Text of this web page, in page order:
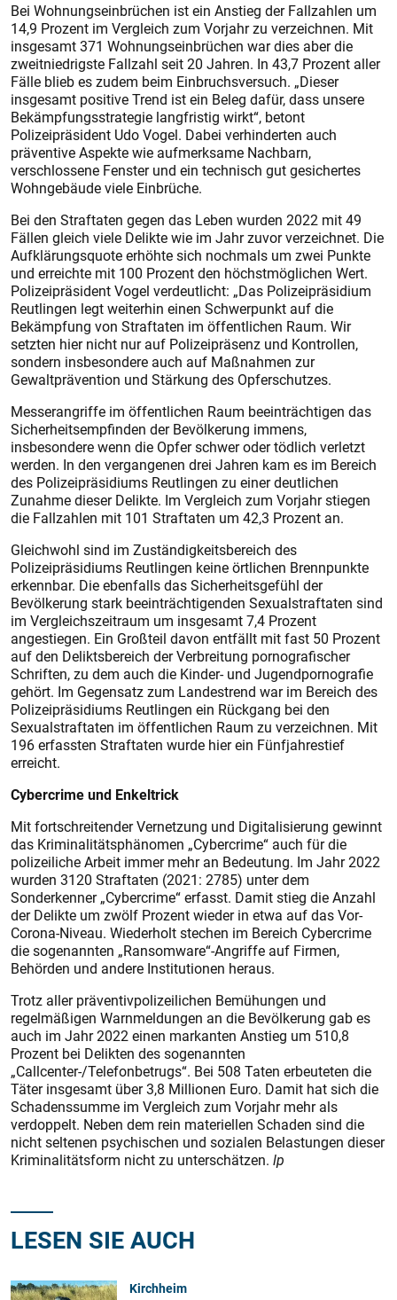
Bei Wohnungseinbrüchen ist ein Anstieg der Fallzahlen um
14,9 Prozent im Vergleich zum Vorjahr zu verzeichnen. Mit
insgesamt 371 Wohnungseinbrüchen war dies aber die
zweitniedrigste Fallzahl seit 20 Jahren. In 43,7 Prozent aller
Fälle blieb es zudem beim Einbruchsversuch. „Dieser
insgesamt positive Trend ist ein Beleg dafür, dass unsere
Bekämpfungsstrategie langfristig wirkt“, betont
Polizeipräsident Udo Vogel. Dabei verhinderten auch
präventive Aspekte wie aufmerksame Nachbarn,
verschlossene Fenster und ein technisch gut gesichertes
Wohngebäude viele Einbrüche.
Bei den Straftaten gegen das Leben wurden 2022 mit 49
Fällen gleich viele Delikte wie im Jahr zuvor verzeichnet. Die
Aufklärungsquote erhöhte sich nochmals um zwei Punkte
und erreichte mit 100 Prozent den höchstmöglichen Wert.
Polizeipräsident Vogel verdeutlicht: „Das Polizeipräsidium
Reutlingen legt weiterhin einen Schwerpunkt auf die
Bekämpfung von Straftaten im öffentlichen Raum. Wir
setzten hier nicht nur auf Polizeipräsenz und Kontrollen,
sondern insbesondere auch auf Maßnahmen zur
Gewaltprävention und Stärkung des Opferschutzes.
Messerangriffe im öffentlichen Raum beeinträchtigen das
Sicherheitsempfinden der Bevölkerung immens,
insbesondere wenn die Opfer schwer oder tödlich verletzt
werden. In den vergangenen drei Jahren kam es im Bereich
des Polizeipräsidiums Reutlingen zu einer deutlichen
Zunahme dieser Delikte. Im Vergleich zum Vorjahr stiegen
die Fallzahlen mit 101 Straftaten um 42,3 Prozent an.
Gleichwohl sind im Zuständigkeitsbereich des
Polizeipräsidiums Reutlingen keine örtlichen Brennpunkte
erkennbar. Die ebenfalls das Sicherheitsgefühl der
Bevölkerung stark beeinträchtigenden Sexualstraftaten sind
im Vergleichszeitraum um insgesamt 7,4 Prozent
angestiegen. Ein Großteil davon entfällt mit fast 50 Prozent
auf den Deliktsbereich der Verbreitung pornografischer
Schriften, zu dem auch die Kinder- und Jugendpornografie
gehört. Im Gegensatz zum Landestrend war im Bereich des
Polizeipräsidiums Reutlingen ein Rückgang bei den
Sexualstraftaten im öffentlichen Raum zu verzeichnen. Mit
196 erfassten Straftaten wurde hier ein Fünfjahrestief
erreicht.
Cybercrime und Enkeltrick
Mit fortschreitender Vernetzung und Digitalisierung gewinnt
das Kriminalitätsphänomen „Cybercrime“ auch für die
polizeiliche Arbeit immer mehr an Bedeutung. Im Jahr 2022
wurden 3120 Straftaten (2021: 2785) unter dem
Sonderkenner „Cybercrime“ erfasst. Damit stieg die Anzahl
der Delikte um zwölf Prozent wieder in etwa auf das Vor-
Corona-Niveau. Wiederholt stechen im Bereich Cybercrime
die sogenannten „Ransomware“-Angriffe auf Firmen,
Behörden und andere Institutionen heraus.
Trotz aller präventivpolizeilichen Bemühungen und
regelmäßigen Warnmeldungen an die Bevölkerung gab es
auch im Jahr 2022 einen markanten Anstieg um 510,8
Prozent bei Delikten des sogenannten
„Callcenter-/Telefonbetrugs“. Bei 508 Taten erbeuteten die
Täter insgesamt über 3,8 Millionen Euro. Damit hat sich die
Schadenssumme im Vergleich zum Vorjahr mehr als
verdoppelt. Neben dem rein materiellen Schaden sind die
nicht seltenen psychischen und sozialen Belastungen dieser
Kriminalitätsform nicht zu unterschätzen. lp
LESEN SIE AUCH
Kirchheim